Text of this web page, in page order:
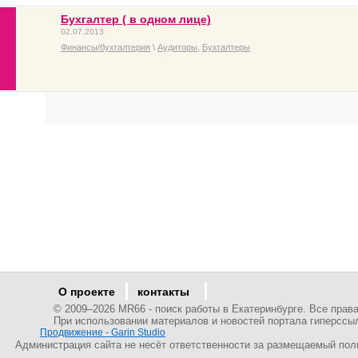
Бухгалтер ( в одном лице)
02.07.2013
Финансы/бухгалтерия \ Аудиторы Бухгалтеры
О проекте контакты
© 2009–2026 MR66 - поиск работы в Екатеринбурге. Все
При использовании материалов и новостей портала
Продвижение - Garin Studio
Администрация сайта не несёт ответственности за размещаемый